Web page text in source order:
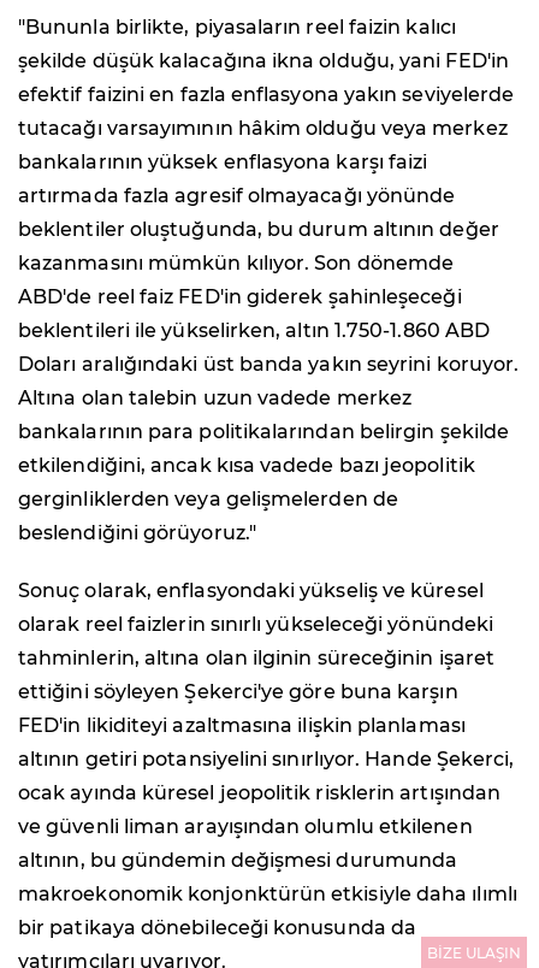
"Bununla birlikte, piyasaların reel faizin kalıcı
şekilde düşük kalacağına ikna olduğu, yani FED'in
efektif faizini en fazla enflasyona yakın seviyelerde
tutacağı varsayımının hâkim olduğu veya merkez
bankalarının yüksek enflasyona karşı faizi
artırmada fazla agresif olmayacağı yönünde
beklentiler oluştuğunda, bu durum altının değer
kazanmasını mümkün kılıyor. Son dönemde
ABD'de reel faiz FED'in giderek şahinleşeceği
beklentileri ile yükselirken, altın 1.750-1.860 ABD
Doları aralığındaki üst banda yakın seyrini koruyor.
Altına olan talebin uzun vadede merkez
bankalarının para politikalarından belirgin şekilde
etkilendiğini, ancak kısa vadede bazı jeopolitik
gerginliklerden veya gelişmelerden de
beslendiğini görüyoruz."
Sonuç olarak, enflasyondaki yükseliş ve küresel
olarak reel faizlerin sınırlı yükseleceği yönündeki
tahminlerin, altına olan ilginin süreceğinin işaret
ettiğini söyleyen Şekerci'ye göre buna karşın
FED'in likiditeyi azaltmasına ilişkin planlaması
altının getiri potansiyelini sınırlıyor. Hande Şekerci,
ocak ayında küresel jeopolitik risklerin artışından
ve güvenli liman arayışından olumlu etkilenen
altının, bu gündemin değişmesi durumunda
makroekonomik konjonktürün etkisiyle daha ılımlı
bir patikaya dönebileceği konusunda da
yatırımcıları uyarıyor.
BİZE ULAŞIN